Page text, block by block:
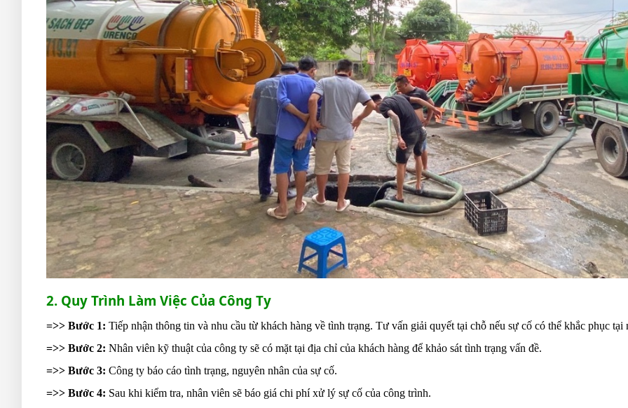
2. Quy Trình Làm Việc Của Công Ty
=>> Bước 1: Tiếp nhận thông tin và nhu cầu từ khách hàng về tình trạng. Tư vấn giải quyết tại chỗ nếu sự cố có thể khắc phục tại
=>> Bước 2: Nhân viên kỹ thuật của công ty sẽ có mặt tại địa chỉ của khách hàng để khảo sát tình trạng vấn đề.
=>> Bước 3: Công ty báo cáo tình trạng, nguyên nhân của sự cố.
=>> Bước 4: Sau khi kiểm tra, nhân viên sẽ báo giá chi phí xử lý sự cố của công trình.